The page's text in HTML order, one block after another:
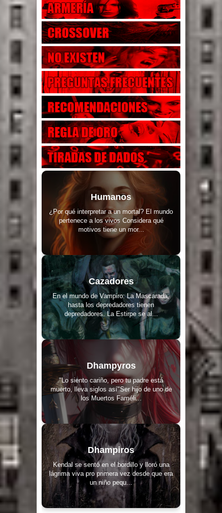
Humanos
¿Por qué interpretar a un mortal? El mundo
pertenece a los vivos Considera qué
motivos tiene un mor...
Cazadores
En el mundo de Vampiro: La Mascarada,
hasta los depredadores tienen
depredadores. La Estirpe se al...
Dhampyros
"Lo siento cariño, pero tu padre está
muerto, lleva siglos así"Ser hijo de uno de
los Muertos Faméli...
Dhampiros
Kendal se sentó en el bordillo y lloró una
lágrima viva pro primera vez desde que era
un niño pequ...